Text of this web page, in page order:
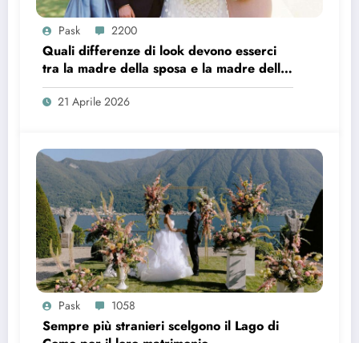
Pask 2200
Quali differenze di look devono esserci
tra la madre della sposa e la madre dello
sposo?
21 Aprile 2026
Pask 1058
Sempre più stranieri scelgono il Lago di